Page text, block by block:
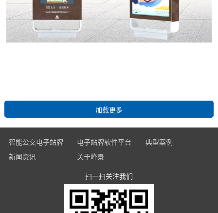
智能公交电子站牌
全面玻璃款电子站牌
电子站牌软件平台
运维管理子平台
多媒体发布子平台
实时监控子平台
典型案例
新闻资讯 关于峰景
企业简介
企业文化
扫一扫关注我们